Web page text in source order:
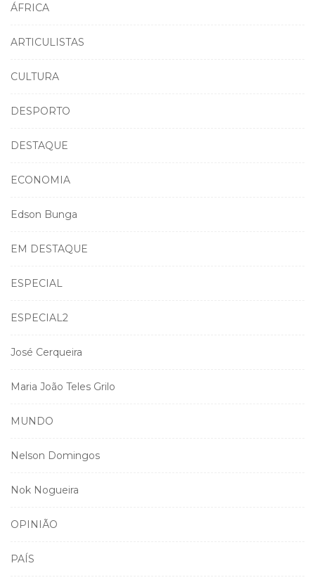
ÁFRICA
ARTICULISTAS
CULTURA
DESPORTO
DESTAQUE
ECONOMIA
Edson Bunga
EM DESTAQUE
ESPECIAL
ESPECIAL2
José Cerqueira
Maria João Teles Grilo
MUNDO
Nelson Domingos
Nok Nogueira
OPINIÃO
PAÍS